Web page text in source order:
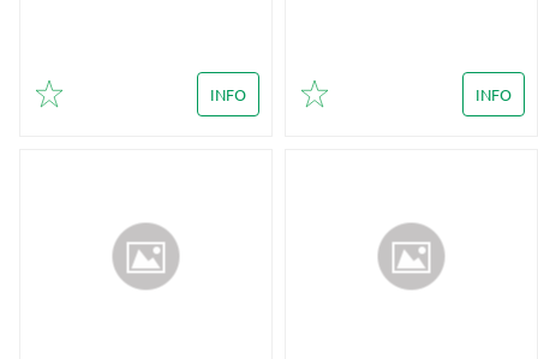
Lägg till i favoriter
INFO
Lägg till i favoriter
INFO